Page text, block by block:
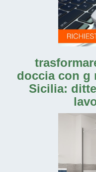
doccia con g
Sicilia: